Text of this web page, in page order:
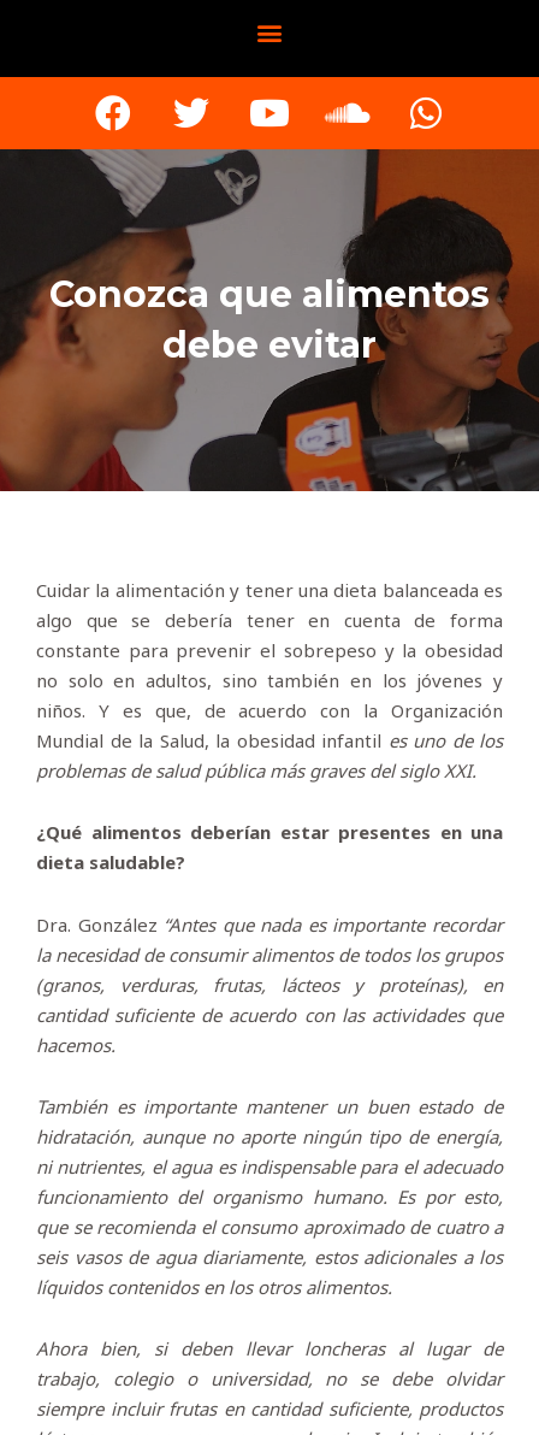
Conozca que alimentos
debe evitar
Cuidar la alimentación y tener una dieta balanceada es
algo que se debería tener en cuenta de forma
constante para prevenir el sobrepeso y la obesidad
no solo en adultos, sino también en los jóvenes y
niños. Y es que, de acuerdo con la Organización
Mundial de la Salud, la obesidad infantil es uno de los
problemas de salud pública más graves del siglo XXI.
¿Qué alimentos deberían estar presentes en una
dieta saludable?
Dra. González “Antes que nada es importante recordar
la necesidad de consumir alimentos de todos los grupos
(granos, verduras, frutas, lácteos y proteínas), en
cantidad suficiente de acuerdo con las actividades que
hacemos.
También es importante mantener un buen estado de
hidratación, aunque no aporte ningún tipo de energía,
ni nutrientes, el agua es indispensable para el adecuado
funcionamiento del organismo humano. Es por esto,
que se recomienda el consumo aproximado de cuatro a
seis vasos de agua diariamente, estos adicionales a los
líquidos contenidos en los otros alimentos.
Ahora bien, si deben llevar loncheras al lugar de
trabajo, colegio o universidad, no se debe olvidar
siempre incluir frutas en cantidad suficiente, productos